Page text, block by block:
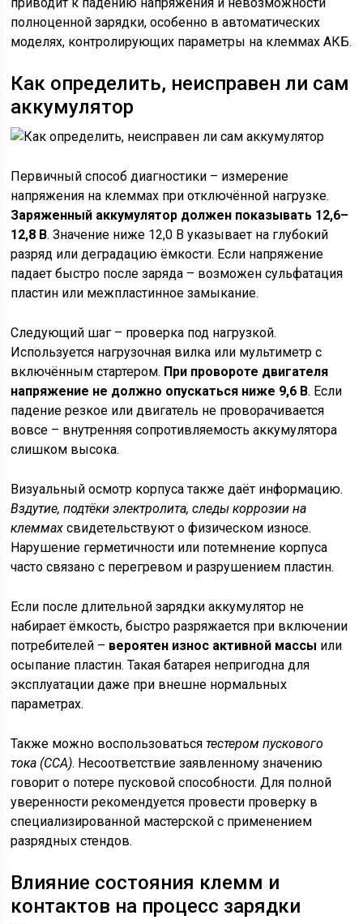
полноценной зарядки, особенно в автоматических
моделях, контролирующих параметры на клеммах АКБ.
Как определить, неисправен ли сам
аккумулятор
Первичный способ диагностики – измерение
напряжения на клеммах при отключённой нагрузке.
Заряженный аккумулятор должен показывать 12,6–
12,8 В. Значение ниже 12,0 В указывает на глубокий
разряд или деградацию ёмкости. Если напряжение
падает быстро после заряда – возможен сульфатация
пластин или межпластинное замыкание.
Следующий шаг – проверка под нагрузкой.
Используется нагрузочная вилка или мультиметр с
включённым стартером. При провороте двигателя
напряжение не должно опускаться ниже 9,6 В. Если
падение резкое или двигатель не проворачивается
вовсе – внутренняя сопротивляемость аккумулятора
слишком высока.
Визуальный осмотр корпуса также даёт информацию.
Вздутие, подтёки электролита, следы коррозии на
клеммах свидетельствуют о физическом износе.
Нарушение герметичности или потемнение корпуса
часто связано с перегревом и разрушением пластин.
Если после длительной зарядки аккумулятор не
набирает ёмкость, быстро разряжается при включении
потребителей – вероятен износ активной массы или
осыпание пластин. Такая батарея непригодна для
эксплуатации даже при внешне нормальных
параметрах.
Также можно воспользоватьсятестером пускового
тока (CCA). Несоответствие заявленному значению
говорит о потере пусковой способности. Для полной
уверенности рекомендуется провести проверку в
специализированной мастерской с применением
разрядных стендов.
Влияние состояния клемм и
контактов на процесс зарядки